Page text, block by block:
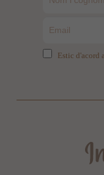
Estic d'acord